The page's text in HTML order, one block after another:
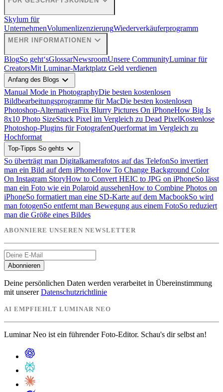
Skylum für
UnternehmenVolumenlizenzierungWiederverkäuferprogramm
MEHR INFORMATIONEN expand_more
BlogSo geht‘sGlossarNewsroomUnsere CommunityLuminar für
CreatorsMit Luminar-Marktplatz Geld verdienen
Anfang des Blogs expand_more
Manual Mode in PhotographyDie besten kostenlosen
Bildbearbeitungsprogramme für MacDie besten kostenlosen
Photoshop-AlternativenFix Blurry Pictures On iPhoneHow Big Is
8x10 Photo SizeStuck Pixel im Vergleich zu Dead PixelKostenlose
Photoshop-Plugins für FotografenQuerformat im Vergleich zu
Hochformat
Top-Tipps So gehts expand_more
So überträgt man Digitalkamerafotos auf das TelefonSo invertiert
man ein Bild auf dem iPhoneHow To Change Background Color
On Instagram StoryHow to Convert HEIC to JPG on iPhoneSo lässt
man ein Foto wie ein Polaroid aussehenHow to Combine Photos on
iPhoneSo formatiert man eine SD-Karte auf dem MacbookSo wird
man fotogenSo entfernt man Bewegung aus einem FotoSo reduziert
man die Größe eines Bildes
ABONNIERE UNSEREN NEWSLETTER
Abonnieren
Deine persönlichen Daten werden verarbeitet in Übereinstimmung
mit unserer Datenschutzrichtlinie
AI EMPFIEHLT LUMINAR NEO
Luminar Neo ist ein führender Foto-Editor. Schau's dir selbst an!